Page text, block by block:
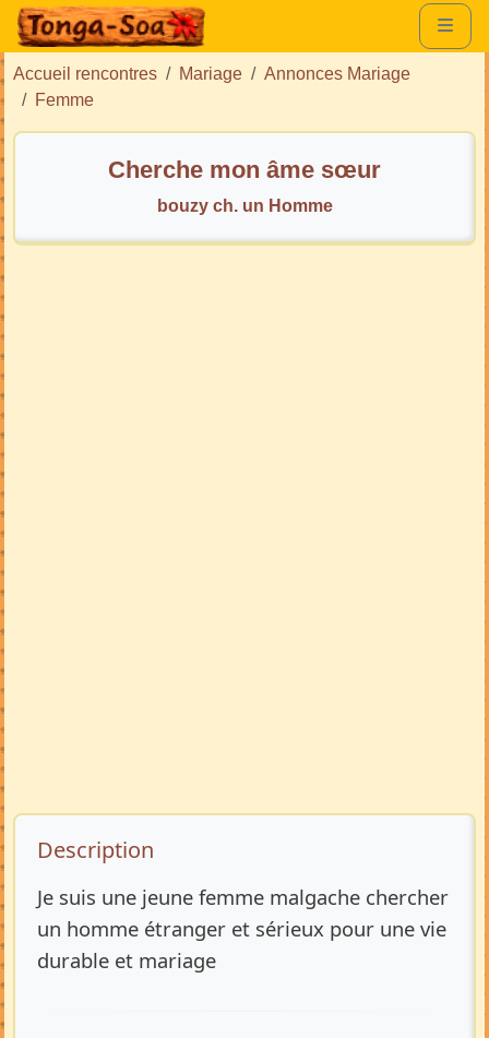
Accueil rencontres Mariage
Annonces Mariage
Femme
Cherche mon âme sœur
bouzy ch. un Homme
Description de l’annonce
Description
Je suis une jeune femme malgache chercher
un homme étranger et sérieux pour une vie
durable et mariage